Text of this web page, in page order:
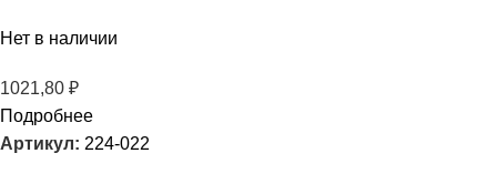
Нет в наличии
1021,80 ₽
Подробнее
Артикул: 224-022